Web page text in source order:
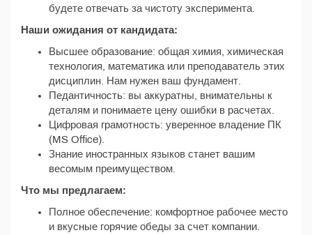
будете отвечать за чистоту эксперимента.
Наши ожидания от кандидата:
Высшее образование: общая химия, химическая
технология, математика или преподаватель этих
дисциплин. Нам нужен ваш фундамент.
Педантичность: вы аккуратны, внимательны к
деталям и понимаете цену ошибки в расчетах.
Цифровая грамотность: уверенное владение ПК
(MS Office).
Знание иностранных языков станет вашим
весомым преимуществом.
Что мы предлагаем:
Полное обеспечение: комфортное рабочее место
и вкусные горячие обеды за счет компании.